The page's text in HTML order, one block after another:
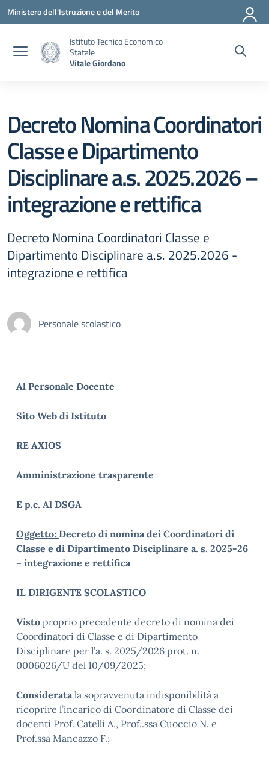
Vai ai contenuti
Vai al menu di navigazione
Vai al footer
Ministero dell'Istruzione e del Merito
Istituto Tecnico Economico
Statale
Vitale Giordano
Decreto Nomina Coordinatori
Classe e Dipartimento
Disciplinare a.s. 2025.2026 –
integrazione e rettifica
Decreto Nomina Coordinatori Classe e
Dipartimento Disciplinare a.s. 2025.2026 -
integrazione e rettifica
Personale scolastico
Al Personale Docente
Sito Web di Istituto
RE AXIOS
Amministrazione trasparente
E p.c. Al DSGA
Oggetto: Decreto di nomina dei Coordinatori di
Classe e di Dipartimento Disciplinare a. s. 2025-26
– integrazione e rettifica
IL DIRIGENTE SCOLASTICO
Visto proprio precedente decreto di nomina dei
Coordinatori di Classe e di Dipartimento
Disciplinare per l’a. s. 2025/2026 prot. n.
0006026/U del 10/09/2025;
Consideratala sopravvenuta indisponibilità a
ricoprire l’incarico di Coordinatore di Classe dei
docenti Prof. Catelli A., Prof..ssa Cuoccio N. e
Prof.ssa Mancazzo F.;